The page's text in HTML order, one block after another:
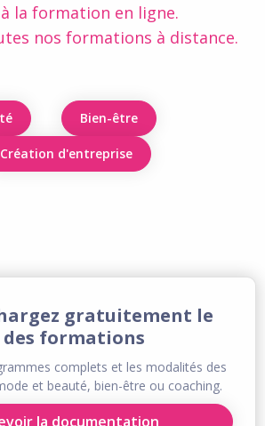
la formation en ligne.
nos formations à distance.
Bien-être
Création d'entreprise
gratuitement le
des formations
complets et les modalités des
et beauté, bien-être ou coaching.
la documentation